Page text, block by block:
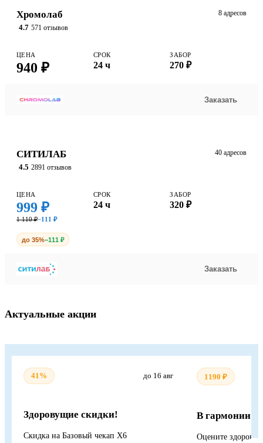
Хромолаб
4.7 571 отзывов
8 адресов
ЦЕНА
940 ₽
СРОК
24 ч
ЗАБОР
270 ₽
Заказать
СИТИЛАБ
4.5 2891 отзывов
40 адресов
ЦЕНА
999 ₽
1 110 ₽−111 ₽
СРОК
24 ч
ЗАБОР
320 ₽
до 35%−111 ₽
Заказать
Актуальные акции
41% до 16 авг
Здоровущие скидки!
Скидка на Базовый чекап Х6
1190 ₽
В гармонии с
Оцените